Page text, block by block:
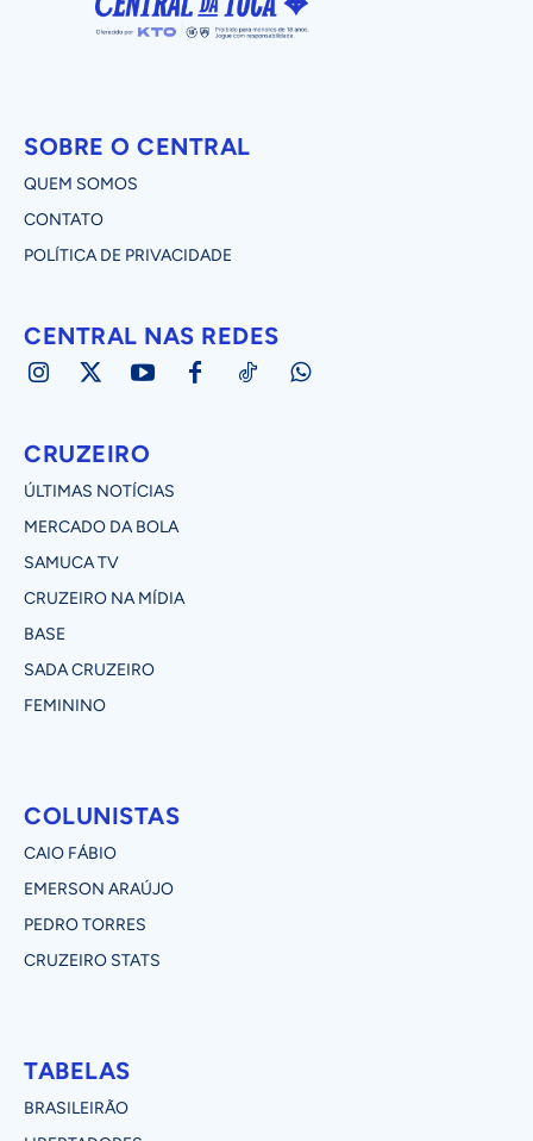
SOBRE O CENTRAL
QUEM SOMOS
CONTATO
POLÍTICA DE PRIVACIDADE
CENTRAL NAS REDES
CRUZEIRO
ÚLTIMAS NOTÍCIAS
MERCADO DA BOLA
SAMUCA TV
CRUZEIRO NA MÍDIA
BASE
SADA CRUZEIRO
FEMININO
COLUNISTAS
CAIO FÁBIO
EMERSON ARAÚJO
PEDRO TORRES
CRUZEIRO STATS
TABELAS
BRASILEIRÃO